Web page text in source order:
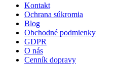
Kontakt
Ochrana súkromia
Blog
Obchodné podmienky
GDPR
O nás
Cenník dopravy